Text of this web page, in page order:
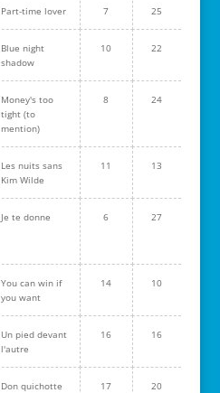
Part-time lover 7 25
Blue night
shadow
10 22
Money's too
tight (to
mention)
8 24
Les nuits sans
Kim Wilde
11 13
Je te donne 6 27
You can win if
you want
14 10
Un pied devant
l'autre
16 16
Don quichotte 17 20